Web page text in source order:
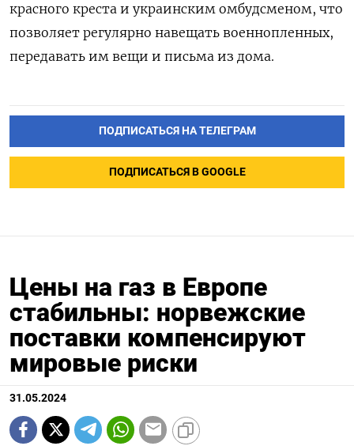
красного креста и украинским омбудсменом, что
позволяет регулярно навещать военнопленных,
передавать им вещи и письма из дома.
ПОДПИСАТЬСЯ НА ТЕЛЕГРАМ
ПОДПИСАТЬСЯ В GOOGLE
Цены на газ в Европе
стабильны: норвежские
поставки компенсируют
мировые риски
31.05.2024